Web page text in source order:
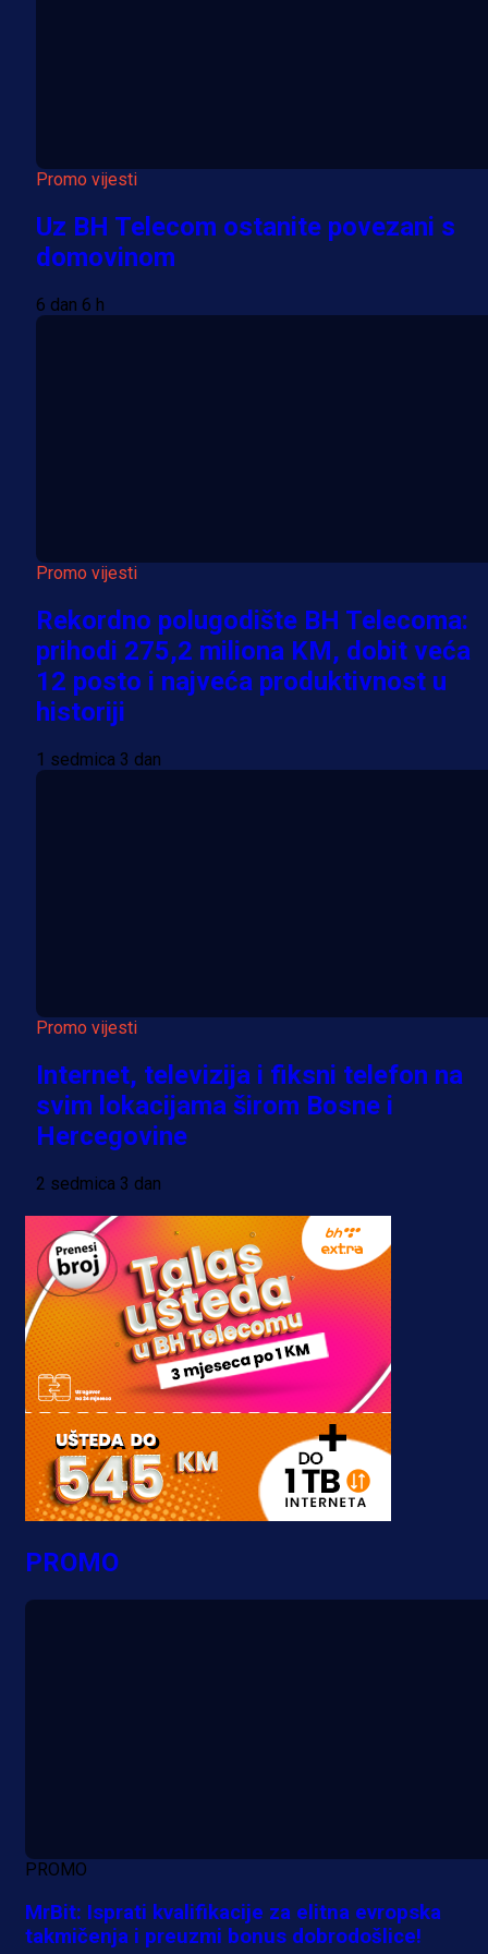
Promo vijesti
Uz BH Telecom ostanite povezani s
domovinom
6 dan 6 h
Promo vijesti
Rekordno polugodište BH Telecoma:
prihodi 275,2 miliona KM, dobit veća
12 posto i najveća produktivnost u
historiji
1 sedmica 3 dan
Promo vijesti
Internet, televizija i fiksni telefon na
svim lokacijama širom Bosne i
Hercegovine
2 sedmica 3 dan
PROMO
PROMO
MrBit: Isprati kvalifikacije za elitna evropska
takmičenja i preuzmi bonus dobrodošlice!